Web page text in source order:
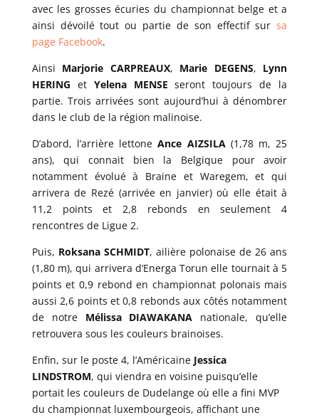
avec les grosses écuries du championnat belge et a
ainsi dévoilé tout ou partie de son effectif sursa
page Facebook.
Ainsi Marjorie CARPREAUX, Marie DEGENS, Lynn
HERING et Yelena MENSE seront toujours de la
partie. Trois arrivées sont aujourd’hui à dénombrer
dans le club de la région malinoise.
D’abord, l’arrière lettoneAnce AIZSILA(1,78 m, 25
ans), qui connait bien la Belgique pour avoir
notamment évolué à Braine et Waregem, et qui
arrivera de Rezé (arrivée en janvier) où elle était à
11,2 points et 2,8 rebonds en seulement 4
rencontres de Ligue 2.
Puis, Roksana SCHMIDT, ailière polonaise de 26 ans
(1,80 m), qui arrivera d’Energa Torun elle tournait à 5
points et 0,9 rebond en championnat polonais mais
aussi 2,6 points et 0,8 rebonds aux côtés notamment
de notre Mélissa DIAWAKANA nationale, qu’elle
retrouvera sous les couleurs brainoises.
Enfin, sur le poste 4, l’Américaine Jessica
LINDSTROM, qui viendra en voisine puisqu’elle
portait les couleurs de Dudelange où elle a fini MVP
du championnat luxembourgeois, affichant une